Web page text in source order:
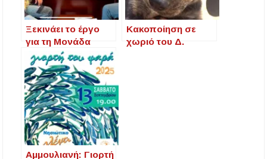
Ξεκινάει το έργο
για τη Μονάδα
Βιολογικού
Καθαρισμού
λυμάτων της
Μ.Παναγίας
Κακοποίηση σε
χωριό του Δ.
Αμμουλιανή: Γιορτή